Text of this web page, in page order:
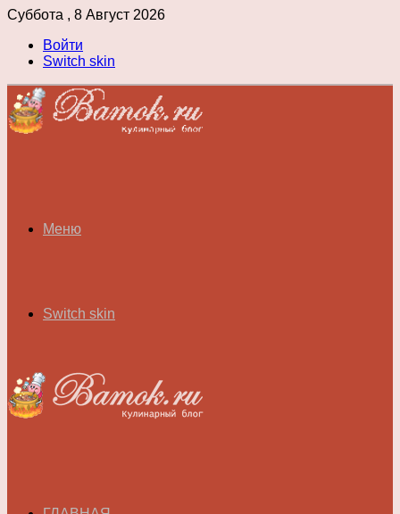
Суббота , 8 Август 2026
Войти
Switch skin
Меню
Switch skin